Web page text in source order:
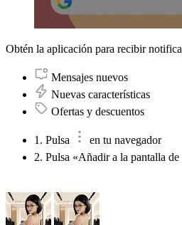
Obtén la aplicación para recibir
Mensajes nuevos
Nuevas características
Ofertas y descuentos
1. Pulsa
en tu navegador
2. Pulsa «Añadir a la pantalla